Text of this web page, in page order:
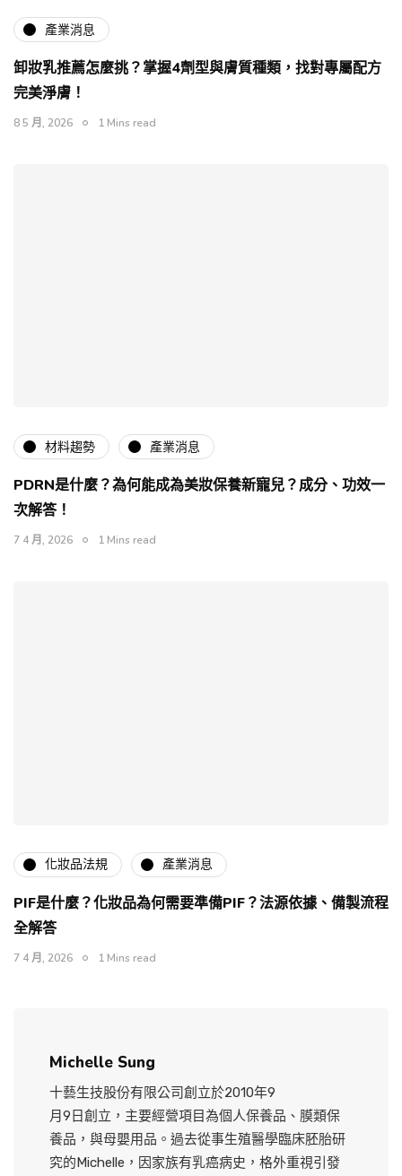
產業消息
卸妝乳推薦怎麼挑？掌握4劑型與膚質種類，找對專屬配方
完美淨膚！
8 5 月, 2026 1 Mins read
材料趨勢 產業消息
PDRN是什麼？為何能成為美妝保養新寵兒？成分、功效一
次解答！
7 4 月, 2026 1 Mins read
化妝品法規 產業消息
PIF是什麼？化妝品為何需要準備PIF？法源依據、備製流程
全解答
7 4 月, 2026 1 Mins read
Michelle Sung
十藝生技股份有限公司創立於2010年9
月9日創立，主要經營項目為個人保養品、膜類保
養品，與母嬰用品。過去從事生殖醫學臨床胚胎研
究的Michelle，因家族有乳癌病史，格外重視引發